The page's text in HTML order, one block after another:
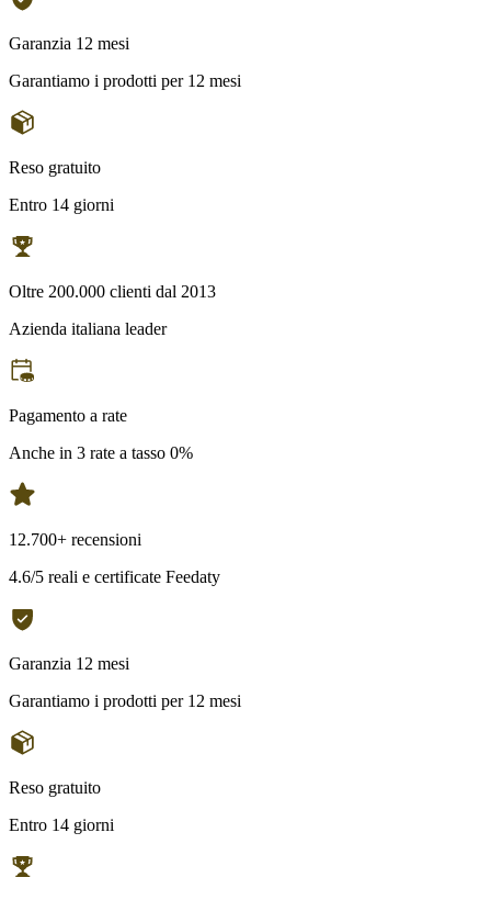
Garanzia 12 mesi
Garantiamo i prodotti per 12 mesi
Reso gratuito
Entro 14 giorni
Oltre 200.000 clienti dal 2013
Azienda italiana leader
Pagamento a rate
Anche in 3 rate a tasso 0%
12.700+ recensioni
4.6/5 reali e certificate Feedaty
Garanzia 12 mesi
Garantiamo i prodotti per 12 mesi
Reso gratuito
Entro 14 giorni